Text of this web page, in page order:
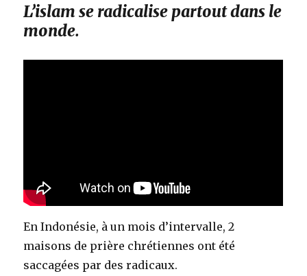
L’islam se radicalise partout dans le
monde.
En Indonésie, à un mois d’intervalle, 2
maisons de prière chrétiennes ont été
saccagées par des radicaux.